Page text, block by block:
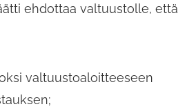
ehdottaa valtuustolle,​ että
valtuustoaloitteeseen